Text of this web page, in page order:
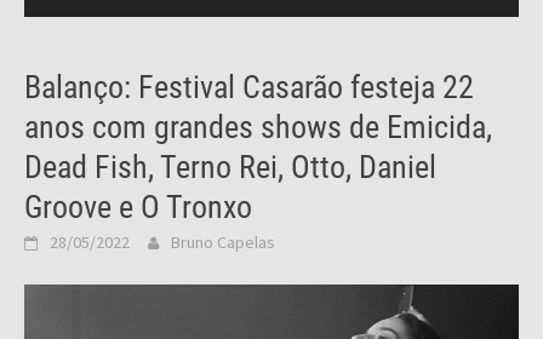
Balanço: Festival Casarão festeja 22
anos com grandes shows de Emicida,
Dead Fish, Terno Rei, Otto, Daniel
Groove e O Tronxo
28/05/2022 Bruno Capelas